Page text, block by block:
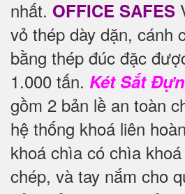
nhất. OFFICE SAFES
vỏ thép dày dặn, cánh
bằng thép đúc đặc
1.000 tấn. Két Sắt
gồm 2 bản lề an toàn
hệ thống khoá liên
khoá chìa có chìa
chép, và tay nắm cho